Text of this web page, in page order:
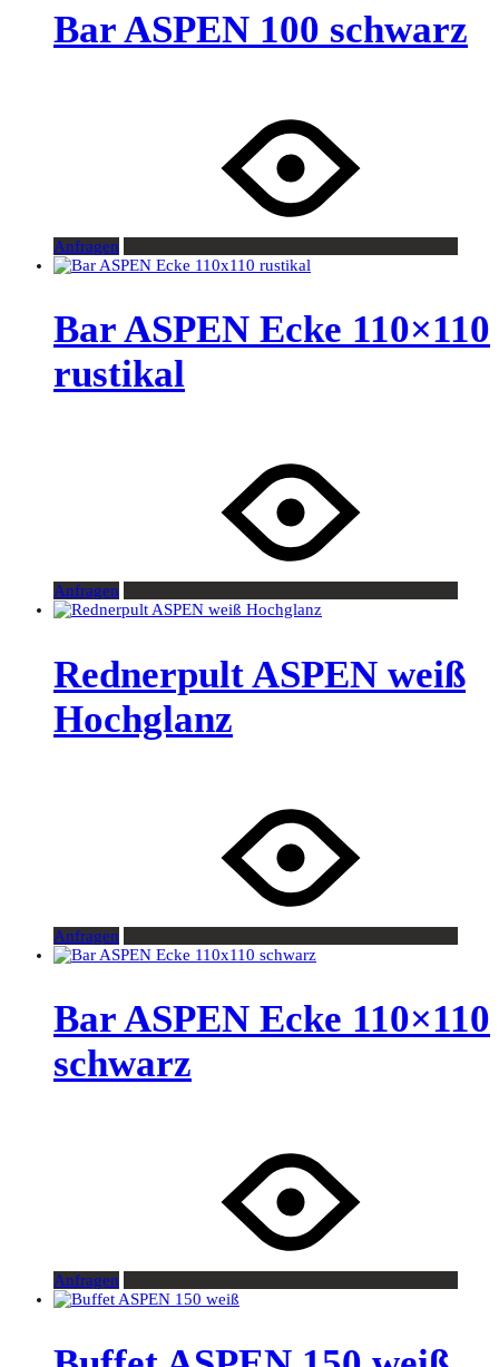
Bar ASPEN 100 schwarz
Anfragen
Bar ASPEN Ecke 110×110
rustikal
Anfragen
Rednerpult ASPEN weiß
Hochglanz
Anfragen
Bar ASPEN Ecke 110×110
schwarz
Anfragen